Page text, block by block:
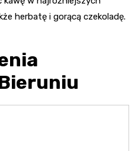
herbatę i gorącą czekoladę.